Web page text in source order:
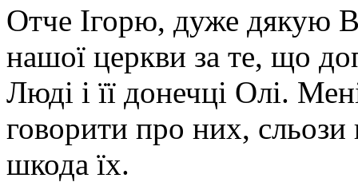
Отче Ігорю, дуже дякую
нашої церкви за те, що
Люді і її донечці Олі.
говорити про них, сльози
шкода їх.